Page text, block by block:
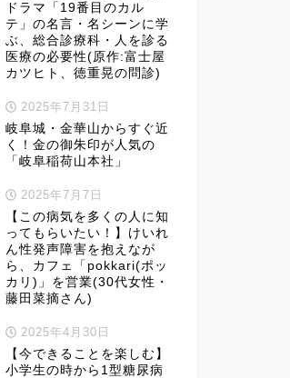
ドラマ「19番目のカル
テ」の名言・名シーンに学
ぶ、総合診療科・人を診る
医療の必要性(原作:富士屋
カツヒト、徳重晃の問診)
2025年7月31日
岐阜城・金華山からすぐ近
く！金の御朱印が人気の
「岐阜稲荷山本社」
2025年7月7日
【この病気を多くの人に知
ってもらいたい！】けいれ
ん性発声障害を抱えなが
ら、カフェ「pokkari(ポッ
カリ)」を営業(30代女性・
藤田菜摘さん)
2025年4月30日
【今できることを楽しむ】
小学生の時から1型糖尿病